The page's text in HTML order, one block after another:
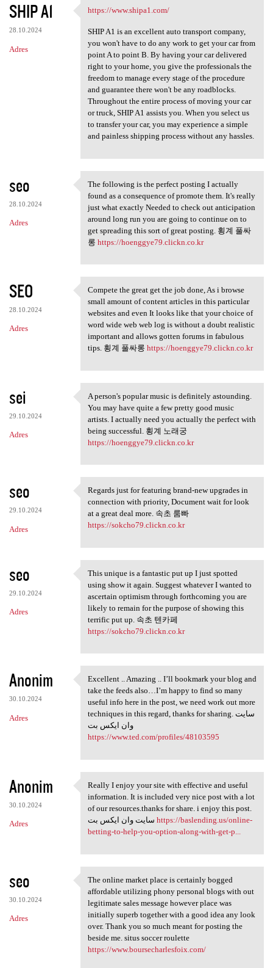
SHIP A1
28.10.2024
Adres
https://www.shipa1.com/
https://www.shipa1.com/
SHIP A1 is an excellent auto transport company,
you won't have to do any work to get your car from
point A to point B. By having your car delivered
right to your home, you give the professionals the
freedom to manage every stage of the procedure
and guarantee there won't be any roadblocks.
Throughout the entire process of moving your car
or truck, SHIP A1 assists you. When you select us
to transfer your car, you may experience a simple
and painless shipping process without any hassles.
seo
28.10.2024
Adres
The following is the perfect
The following is the perfect posting I actually
found as a consequence of promote them. It's really
just what exactly Needed to check out anticipation
around long run you are going to continue on to
get spreading this sort of great posting. 횡계 풀싸
롱 https://hoenggye79.clickn.co.kr
SEO
28.10.2024
Adres
Compete the great get the job
Compete the great get the job done, As i browse
small amount of content articles in this particular
websites and even It looks like that your choice of
word wide web web log is without a doubt realistic
important and allows gotten forums in fabulous
tips. 횡계 풀싸롱 https://hoenggye79.clickn.co.kr
sei
29.10.2024
Adres
A person's popular music is
A person's popular music is definitely astounding.
You may have quite a few pretty good music
artists. I actually need you actually the perfect with
being successful. 횡계 노래궁
https://hoenggye79.clickn.co.kr
seo
29.10.2024
Adres
Regards just for featuring
Regards just for featuring brand-new upgrades in
connection with priority, Document wait for look
at a great deal more. 속초 룸빠
https://sokcho79.clickn.co.kr
seo
29.10.2024
Adres
This unique is a fantastic
This unique is a fantastic put up I just spotted
using show it again. Suggest whatever I wanted to
ascertain optimism through forthcoming you are
likely to remain for the purpose of showing this
terrific put up. 속초 텐카페
https://sokcho79.clickn.co.kr
Anonim
30.10.2024
Adres
Excellent .. Amazing .. I’ll
Excellent .. Amazing .. I’ll bookmark your blog and
take the feeds also…I’m happy to find so many
useful info here in the post, we need work out more
techniques in this regard, thanks for sharing. سایت
وان ایکس بت
https://www.ted.com/profiles/48103595
Anonim
30.10.2024
Adres
Really I enjoy your site with
Really I enjoy your site with effective and useful
information. It is included very nice post with a lot
of our resources.thanks for share. i enjoy this post.
https://baslending.us/online-
betting-to-help-you-option-along-with-get-p...
seo
30.10.2024
Adres
The online market place is
The online market place is certainly bogged
affordable utilizing phony personal blogs with out
legitimate sales message however place was
initially superb together with a good idea any look
over. Thank you so much meant for posting the
beside me. situs soccer roulette
https://www.boursecharlesfoix.com/